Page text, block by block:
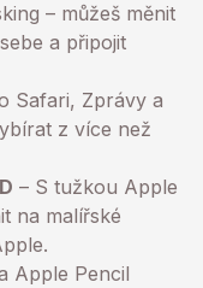
– můžeš měnit
a připojit
Safari, Zprávy a
z více než
– S tužkou Apple
na malířské
Apple Pencil